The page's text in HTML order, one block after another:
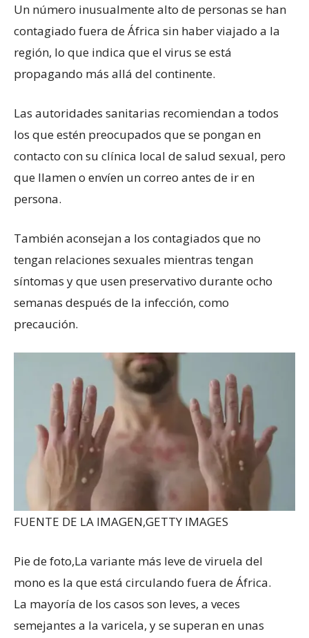
Un número inusualmente alto de personas se han
contagiado fuera de África sin haber viajado a la
región, lo que indica que el virus se está
propagando más allá del continente.
Las autoridades sanitarias recomiendan a todos
los que estén preocupados que se pongan en
contacto con su clínica local de salud sexual, pero
que llamen o envíen un correo antes de ir en
persona.
También aconsejan a los contagiados que no
tengan relaciones sexuales mientras tengan
síntomas y que usen preservativo durante ocho
semanas después de la infección, como
precaución.
FUENTE DE LA IMAGEN,GETTY IMAGES
Pie de foto,La variante más leve de viruela del
mono es la que está circulando fuera de África.
La mayoría de los casos son leves, a veces
semejantes a la varicela, y se superan en unas